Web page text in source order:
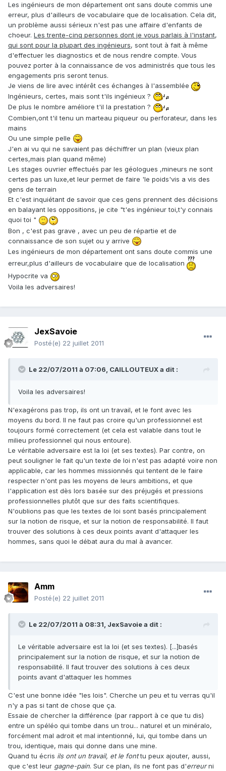
Les ingénieurs de mon département ont sans doute commis une
erreur, plus d'ailleurs de vocabulaire que de localisation. Cela dit,
un problème aussi sérieux n'est pas une affaire d'enfants de
choeur. Les trente-cinq personnes dont je vous parlais à l'instant,
qui sont pour la plupart des ingénieurs, sont tout à fait à même
d'effectuer les diagnostics et de nous rendre compte. Vous
pouvez porter à la connaissance de vos administrés que tous les
engagements pris seront tenus.
Je viens de lire avec intérêt ces échanges à l'assemblée
Ingénieurs, certes, mais sont t'ils ingénieux ?
De plus le nombre améliore t'il la prestation ?
Combien,ont t'il tenu un marteau piqueur ou perforateur, dans les
mains
Ou une simple pelle
J'en ai vu qui ne savaient pas déchiffrer un plan (vieux plan
certes,mais plan quand même)
Les stages ouvrier effectués par les géologues ,mineurs ne sont
certes pas un luxe,et leur permet de faire 'le poids'vis a vis des
gens de terrain
Et c'est inquiétant de savoir que ces gens prennent des décisions
en balayant les oppositions, je cite "t'es ingénieur toi,t'y connais
quoi toi "
Bon , c'est pas grave , avec un peu de répartie et de
connaissance de son sujet ou y arrive
Les ingénieurs de mon département ont sans doute commis une
erreur,plus d'ailleurs de vocabulaire que de localisation
Hypocrite va
Voila les adversaires!
JexSavoie
Posté(e) 22 juillet 2011
Le 22/07/2011 à 07:06, CAILLOUTEUX a dit :
Voila les adversaires!
N'exagérons pas trop, ils ont un travail, et le font avec les
moyens du bord. Il ne faut pas croire qu'un professionnel est
toujours formé correctement (et cela est valable dans tout le
milieu professionnel qui nous entoure).
Le véritable adversaire est la loi (et ses textes). Par contre, on
peut souligner le fait qu'un texte de loi n'est pas adapté voire non
applicable, car les hommes missionnés qui tentent de le faire
respecter n'ont pas les moyens de leurs ambitions, et que
l'application est dès lors basée sur des préjugés et pressions
professionnelles plutôt que sur des faits scientifiques.
N'oublions pas que les textes de loi sont basés principalement
sur la notion de risque, et sur la notion de responsabilité. Il faut
trouver des solutions à ces deux points avant d'attaquer les
hommes, sans quoi le débat aura du mal à avancer.
Amm
Posté(e) 22 juillet 2011
Le 22/07/2011 à 08:31, JexSavoie a dit :
Le véritable adversaire est la loi (et ses textes). [...]basés
principalement sur la notion de risque, et sur la notion de
responsabilité. Il faut trouver des solutions à ces deux
points avant d'attaquer les hommes
C'est une bonne idée "les lois". Cherche un peu et tu verras qu'il
n'y a pas si tant de chose que ça.
Essaie de chercher la différence (par rapport à ce que tu dis)
entre un spéléo qui tombe dans un trou... naturel et un minéralo,
forcément mal adroit et mal intentionné, lui, qui tombe dans un
trou, identique, mais qui donne dans une mine.
Quand tu écris ils ont un travail, et le fonttu peux ajouter, aussi,
que c'est leur gagne-pain. Sur ce plan, ils ne font pas d'erreurni